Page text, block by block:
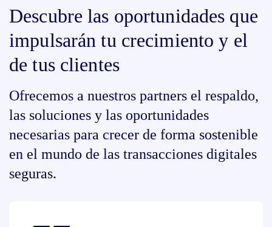
Descubre las oportunidades que
impulsarán tu crecimiento y el
de tus clientes​
Ofrecemos a nuestros partners el respaldo,
las soluciones y las oportunidades
necesarias para crecer de forma sostenible
en el mundo de las transacciones digitales
seguras.​